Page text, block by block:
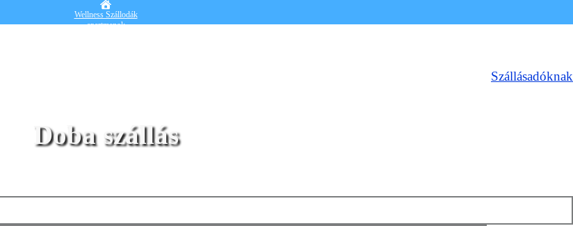
Wellness Szállodák
apartmanok
Szállásadóknak
Doba szállás